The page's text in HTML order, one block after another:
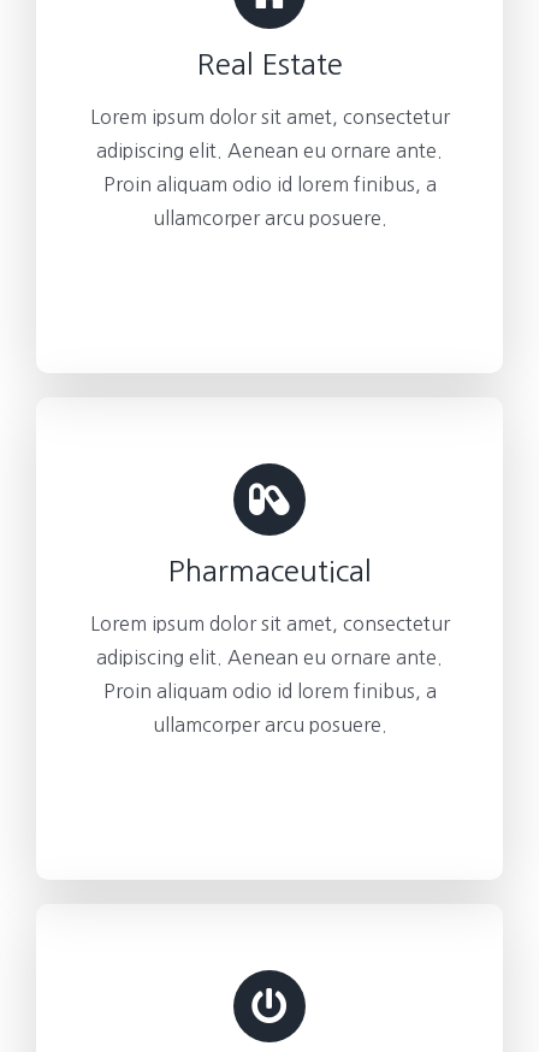
Real Estate
Lorem ipsum dolor sit amet, consectetur
adipiscing elit. Aenean eu ornare ante.
Proin aliquam odio id lorem finibus, a
ullamcorper arcu posuere.
Pharmaceutical
Lorem ipsum dolor sit amet, consectetur
adipiscing elit. Aenean eu ornare ante.
Proin aliquam odio id lorem finibus, a
ullamcorper arcu posuere.